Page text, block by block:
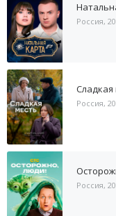
Россия,
Сладкая
Россия,
Россия,